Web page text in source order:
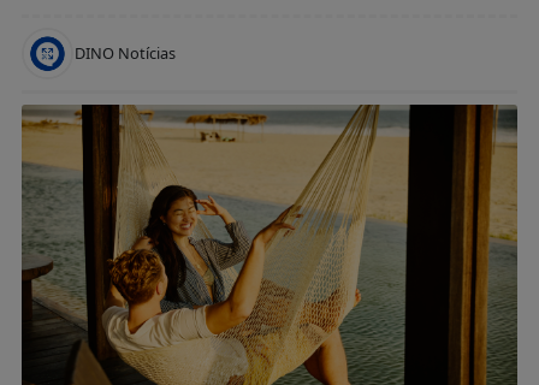
DINO Notícias